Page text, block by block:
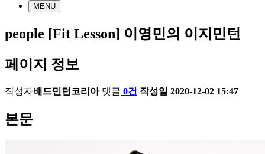
MENU
people [Fit Lesson] 이영민의 이지민턴
페이지 정보
작성자배드민턴코리아 댓글 0건 작성일 2020-12-02 15:47
본문